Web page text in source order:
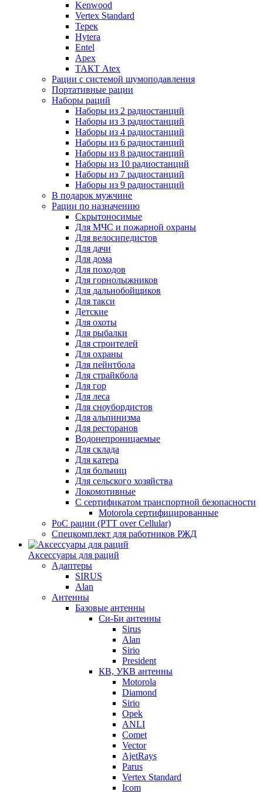
Kenwood
Vertex Standard
Терек
Hytera
Entel
Apex
ТАКТ Atex
Рации с системой шумоподавления
Портативные рации
Наборы раций
Наборы из 2 радиостанций
Наборы из 3 радиостанций
Наборы из 4 радиостанций
Наборы из 6 радиостанций
Наборы из 8 радиостанций
Наборы из 10 радиостанций
Наборы из 7 радиостанций
Наборы из 9 радиостанций
В подарок мужчине
Рации по назначению
Скрытоносимые
Для МЧС и пожарной охраны
Для велосипедистов
Для дачи
Для дома
Для походов
Для горнолыжников
Для дальнобойщиков
Для такси
Детские
Для охоты
Для рыбалки
Для строителей
Для охраны
Для пейнтбола
Для страйкбола
Для гор
Для леса
Для сноубордистов
Для альпинизма
Для ресторанов
Водонепроницаемые
Для склада
Для катера
Для больниц
Для сельского хозяйства
Локомотивные
С сертификатом транспортной безопасности
Motorola сертифицированные
PoC рации (PTT over Cellular)
Спецкомплект для работников РЖД
Аксессуары для раций
Адаптеры
SIRUS
Alan
Антенны
Базовые антенны
Си-Би антенны
Sirus
Alan
Sirio
President
КВ, УКВ антенны
Motorola
Diamond
Sirio
Opek
ANLI
Comet
Vector
AjetRays
Parus
Vertex Standard
Icom